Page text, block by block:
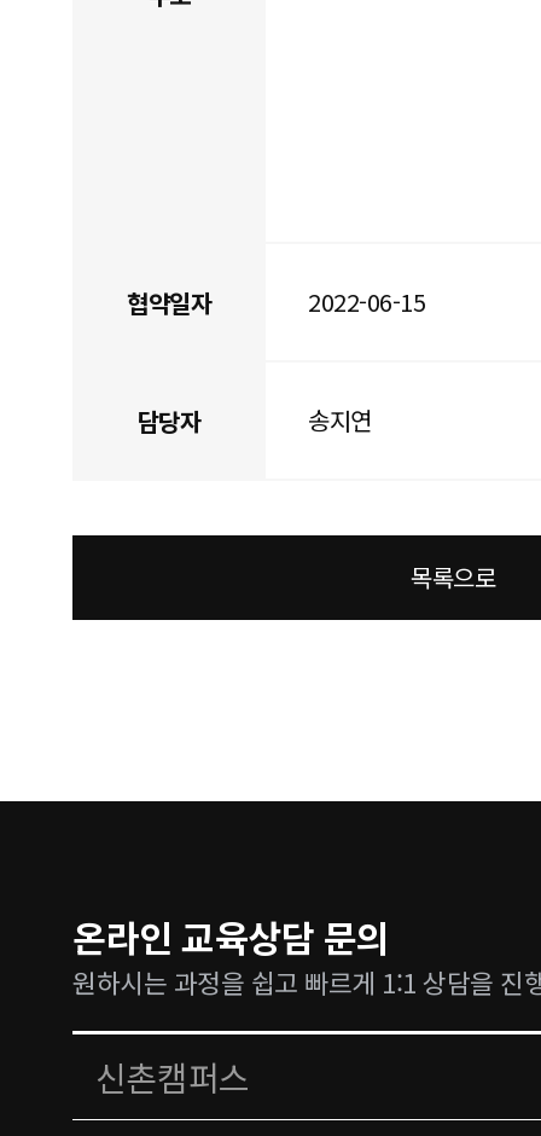
협약일자 2022-06-15
담당자 송지연
목록으로
온라인 교육상담 문의
원하시는 과정을 쉽고 빠르게 1:1 상담을 진